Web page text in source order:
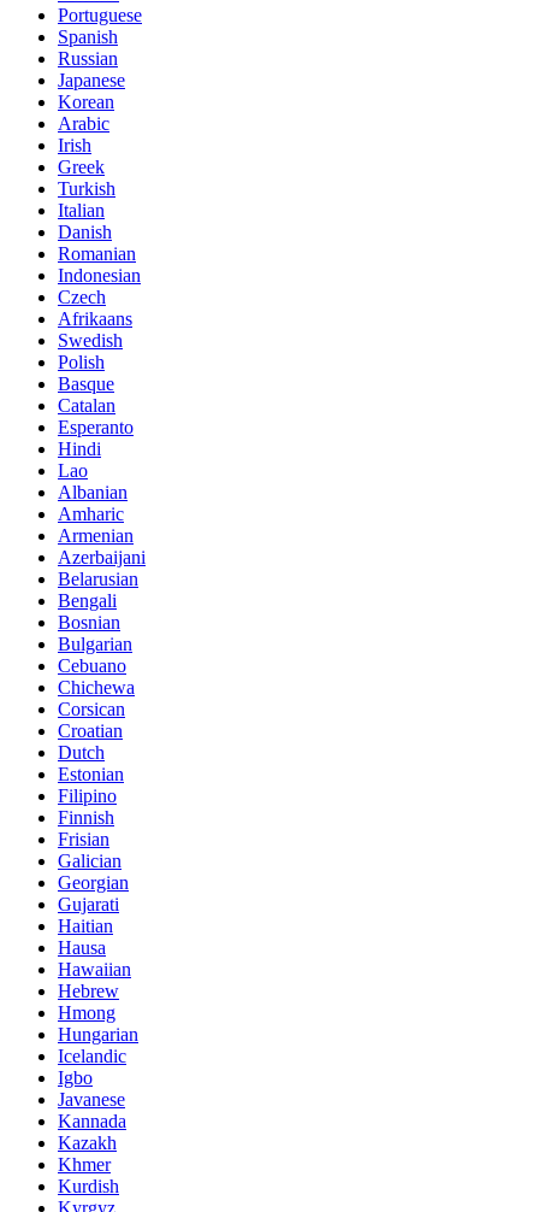
Portuguese
Spanish
Russian
Japanese
Korean
Arabic
Irish
Greek
Turkish
Italian
Danish
Romanian
Indonesian
Czech
Afrikaans
Swedish
Polish
Basque
Catalan
Esperanto
Hindi
Lao
Albanian
Amharic
Armenian
Azerbaijani
Belarusian
Bengali
Bosnian
Bulgarian
Cebuano
Chichewa
Corsican
Croatian
Dutch
Estonian
Filipino
Finnish
Frisian
Galician
Georgian
Gujarati
Haitian
Hausa
Hawaiian
Hebrew
Hmong
Hungarian
Icelandic
Igbo
Javanese
Kannada
Kazakh
Khmer
Kurdish